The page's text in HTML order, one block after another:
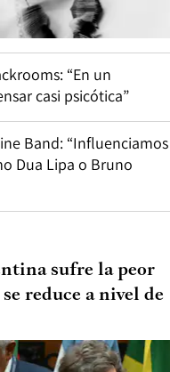
“En un
casi psicótica”
Band: “Influenciamos
Dua Lipa o Bruno
sufre la peor
reduce a nivel de